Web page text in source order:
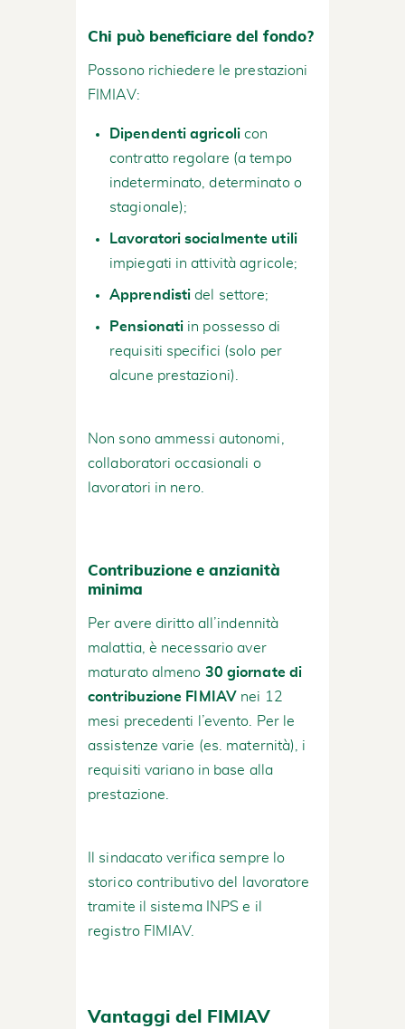
Chi può beneficiare del fondo?
Possono richiedere le prestazioni
FIMIAV:
Dipendenti agricolicon
contratto regolare (a tempo
indeterminato, determinato o
stagionale);
Lavoratori socialmente utili
impiegati in attività agricole;
Apprendisti del settore;
Pensionati in possesso di
requisiti specifici (solo per
alcune prestazioni).
Non sono ammessi autonomi,
collaboratori occasionali o
lavoratori in nero.
Contribuzione e anzianità
minima
Per avere diritto all’indennità
malattia, è necessario aver
maturato almeno 30 giornate di
contribuzione FIMIAV nei 12
mesi precedenti l’evento. Per le
assistenze varie (es. maternità), i
requisiti variano in base alla
prestazione.
Il sindacato verifica sempre lo
storico contributivo del lavoratore
tramite il sistema INPS e il
registro FIMIAV.
Vantaggi del FIMIAV